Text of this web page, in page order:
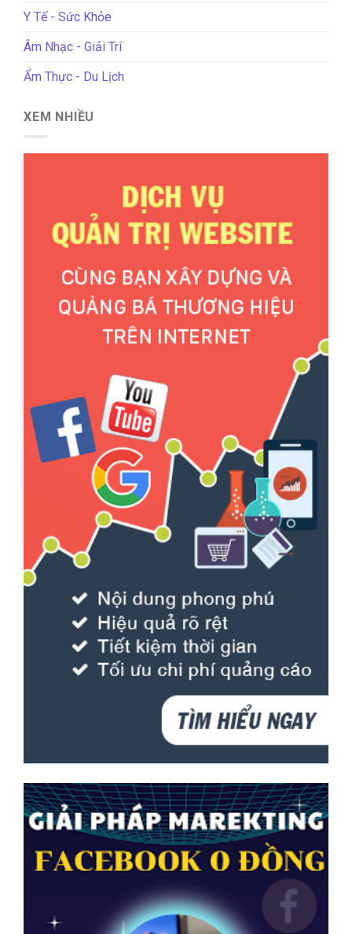
Y Tế - Sức Khỏe
Âm Nhạc - Giải Trí
Ẩm Thực - Du Lịch
XEM NHIỀU